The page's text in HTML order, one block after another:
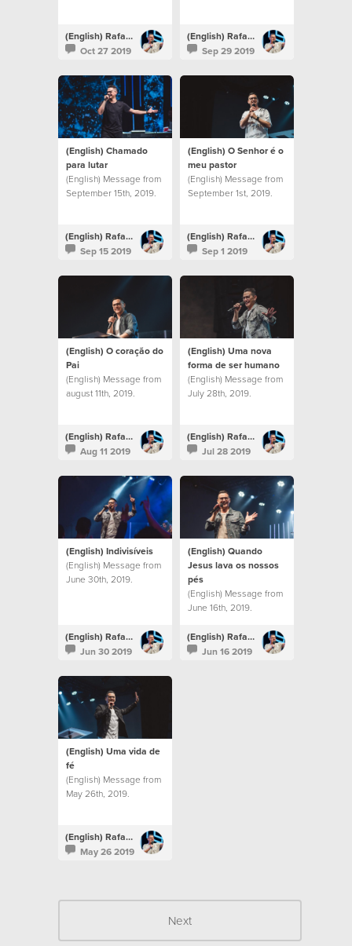
(English) Rafael Bitencourt
Oct 27 2019
(English) Rafael Bitencourt
Sep 29 2019
(English) Chamado
para lutar
(English) Message from
September 15th, 2019.
(English) Rafael Bitencourt
Sep 15 2019
(English) O Senhor é o
meu pastor
(English) Message from
September 1st, 2019.
(English) Rafael Bitencourt
Sep 1 2019
(English) O coração do
Pai
(English) Message from
august 11th, 2019.
(English) Rafael Bitencourt
Aug 11 2019
(English) Uma nova
forma de ser humano
(English) Message from
July 28th, 2019.
(English) Rafael Bitencourt
Jul 28 2019
(English) Indivisíveis
(English) Message from
June 30th, 2019.
(English) Rafael Bitencourt
Jun 30 2019
(English) Quando
Jesus lava os nossos
pés
(English) Message from
June 16th, 2019.
(English) Rafael Bitencourt
Jun 16 2019
(English) Uma vida de
fé
(English) Message from
May 26th, 2019.
(English) Rafael Bitencourt
May 26 2019
Next